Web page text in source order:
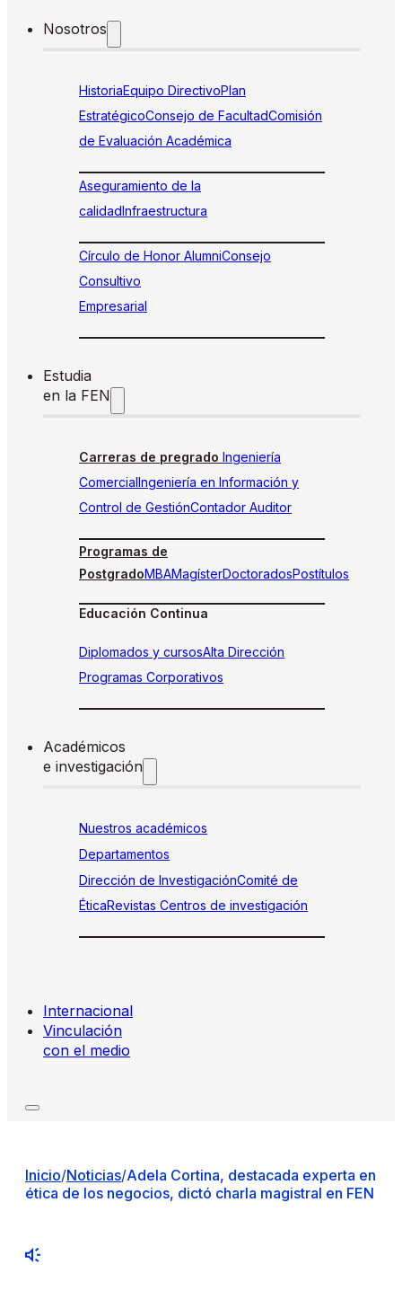
Nosotros
HistoriaEquipo DirectivoPlan
EstratégicoConsejo de FacultadComisión
de Evaluación Académica
Aseguramiento de la
calidadInfraestructura
Círculo de Honor AlumniConsejo
Consultivo
Empresarial
Estudia
en la FEN
Carreras de pregrado Ingeniería
ComercialIngeniería en Información y
Control de GestiónContador Auditor
Programas de
PostgradoMBAMagísterDoctoradosPostítulos
Educación Continua
Diplomados y cursosAlta Dirección
Programas Corporativos
Académicos
e investigación
Nuestros académicos
Departamentos
Dirección de InvestigaciónComité de
ÉticaRevistas Centros de investigación
Internacional
Vinculación
con el medio
Inicio/Noticias/Adela Cortina, destacada experta en
ética de los negocios, dictó charla magistral en FEN